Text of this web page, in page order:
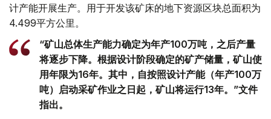
计产能开展生产。用于开发该矿床的地下资源区块总面积为
4.499平方公里。
“矿山总体生产能力确定为年产100万吨，之后产量
将逐步下降。根据设计阶段确定的矿产储量，矿山使
用年限为16年。其中，自按照设计产能（年产100万
吨）启动采矿作业之日起，矿山将运行13年。”文件
指出。